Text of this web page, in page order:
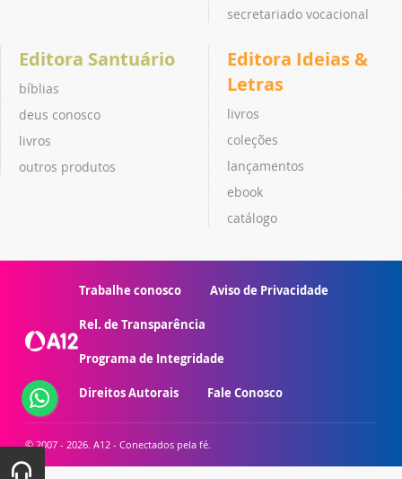
secretariado vocacional
Editora Santuário
bíblias
deus conosco
livros
outros produtos
Editora Ideias &
Letras
livros
coleções
lançamentos
ebook
catálogo
Trabalhe conosco Aviso de Privacidade
Rel. de Transparência
Programa de Integridade
Direitos Autorais Fale Conosco
© 2007 - 2026. A12 - Conectados pela fé.